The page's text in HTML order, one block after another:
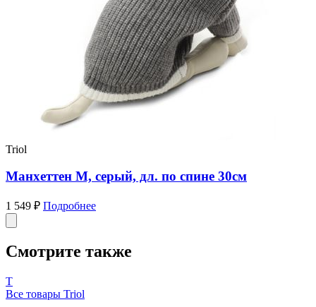
Triol
Манхеттен М, серый, дл. по спине 30см
1 549 ₽ Подробнее
Смотрите также
T
Все товары Triol